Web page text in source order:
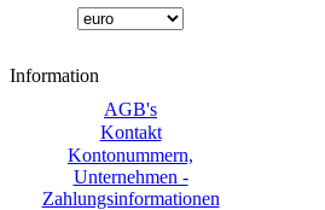
Information
AGB's
Kontakt
Kontonummern,
Unternehmen -
Zahlungsinformationen